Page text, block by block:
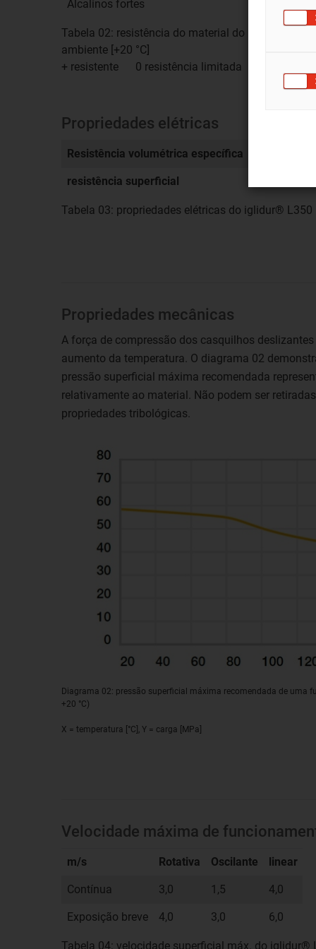
Alcalinos fortes
Tabela 02: resistência do material do iglidur® L350
ambiente [+20 °C]
+ resistente 0 resistência limitada – não
Propriedades elétricas
Resistência volumétrica específica
resistência superficial
Tabela 03: propriedades elétricas do iglidur® L350
Propriedades mecânicas
A força de compressão dos casquilhos
aumento da temperatura. O diagrama 02
pressão superficial máxima recomendada
relativamente ao material. Não podem ser
propriedades tribológicas.
Diagrama 02: pressão superficial máxima recomendada de uma
+20 °C)
X = temperatura [°C], Y = carga [MPa]
Velocidade máxima de
m/s Rotativa Oscilante linear
Contínua 3,0 1,5 4,0
Exposição breve 4,0 3,0 6,0
Tabela 04: velocidade superficial máx. do iglidur®